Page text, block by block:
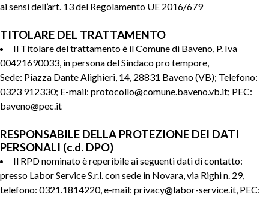
ai sensi dell’art. 13 del Regolamento UE 2016/679
TITOLARE DEL TRATTAMENTO
Il Titolare del trattamento è il Comune di Baveno, P. Iva
00421690033, in persona del Sindaco pro tempore,
Sede: Piazza Dante Alighieri, 14, 28831 Baveno (VB); Telefono:
0323 912330; E-mail: protocollo@comune.baveno.vb.it; PEC:
baveno@pec.it
RESPONSABILE DELLA PROTEZIONE DEI DATI
PERSONALI (c.d. DPO)
Il RPD nominato è reperibile ai seguenti dati di contatto:
presso Labor Service S.r.l. con sede in Novara, via Righi n. 29,
telefono: 0321.1814220, e-mail: privacy@labor-service.it, PEC: